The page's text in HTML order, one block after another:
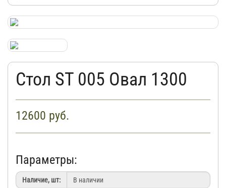
ДОСТАВКА
КАБИНЕТ
КОНТАКТЫ
Стол ST 005 Овал 1300
12600 руб.
Параметры:
Наличие, шт: